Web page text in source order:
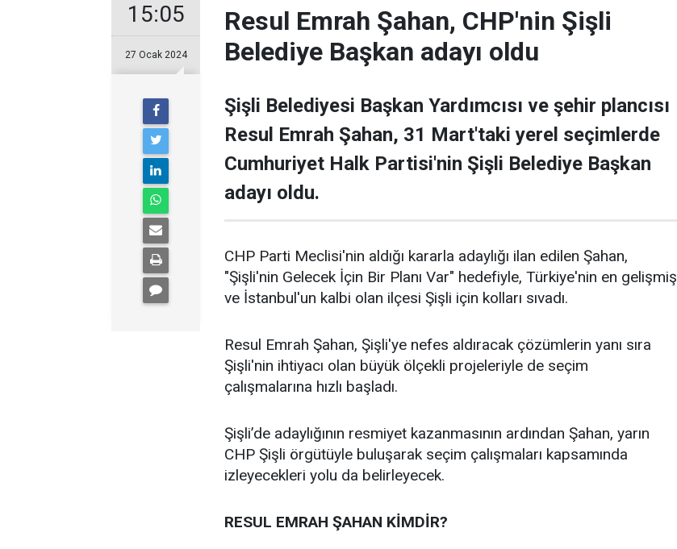
15:05
27 Ocak 2024
Resul Emrah Şahan, CHP'nin Şişli
Belediye Başkan adayı oldu
Şişli Belediyesi Başkan Yardımcısı ve şehir plancısı
Resul Emrah Şahan, 31 Mart'taki yerel seçimlerde
Cumhuriyet Halk Partisi'nin Şişli Belediye Başkan
adayı oldu.
CHP Parti Meclisi'nin aldığı kararla adaylığı ilan edilen Şahan,
"Şişli'nin Gelecek İçin Bir Planı Var" hedefiyle, Türkiye'nin en gelişmiş
ve İstanbul'un kalbi olan ilçesi Şişli için kolları sıvadı.
Resul Emrah Şahan, Şişli'ye nefes aldıracak çözümlerin yanı sıra
Şişli'nin ihtiyacı olan büyük ölçekli projeleriyle de seçim
çalışmalarına hızlı başladı.
Şişli’de adaylığının resmiyet kazanmasının ardından Şahan, yarın
CHP Şişli örgütüyle buluşarak seçim çalışmaları kapsamında
izleyecekleri yolu da belirleyecek.
RESUL EMRAH ŞAHAN KİMDİR?